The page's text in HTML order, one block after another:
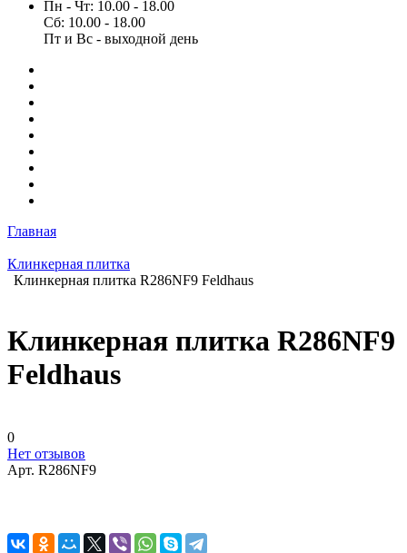
Пн - Чт: 10.00 - 18.00
Сб: 10.00 - 18.00
Пт и Вс - выходной день
Главная
Клинкерная плитка
Клинкерная плитка R286NF9 Feldhaus
Клинкерная плитка R286NF9
Feldhaus
0
Нет отзывов
Арт. R286NF9